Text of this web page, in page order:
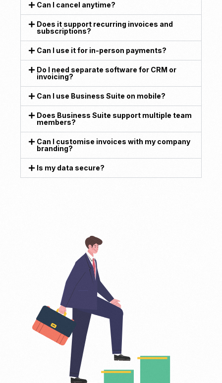
Can I cancel anytime?
Does it support recurring invoices and
subscriptions?
Can I use it for in-person payments?
Do I need separate software for CRM or
invoicing?
Can I use Business Suite on mobile?
Does Business Suite support multiple team
members?
Can I customise invoices with my company
branding?
Is my data secure?